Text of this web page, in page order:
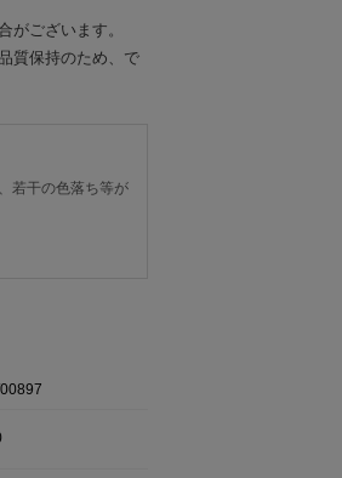
がございます。
質保持のため、で
若干の色落ち等が